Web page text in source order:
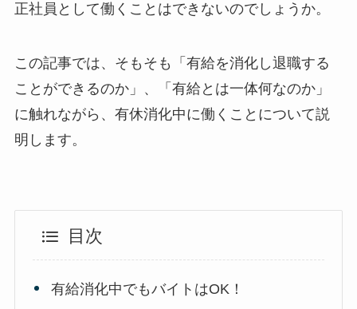
正社員として働くことはできないのでしょうか。
この記事では、そもそも「有給を消化し退職する
ことができるのか」、「有給とは一体何なのか」
に触れながら、有休消化中に働くことについて説
明します。
目次
有給消化中でもバイトはOK！